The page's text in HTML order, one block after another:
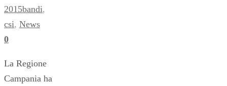
2015bandi,
csi, News
0
La Regione
Campania ha